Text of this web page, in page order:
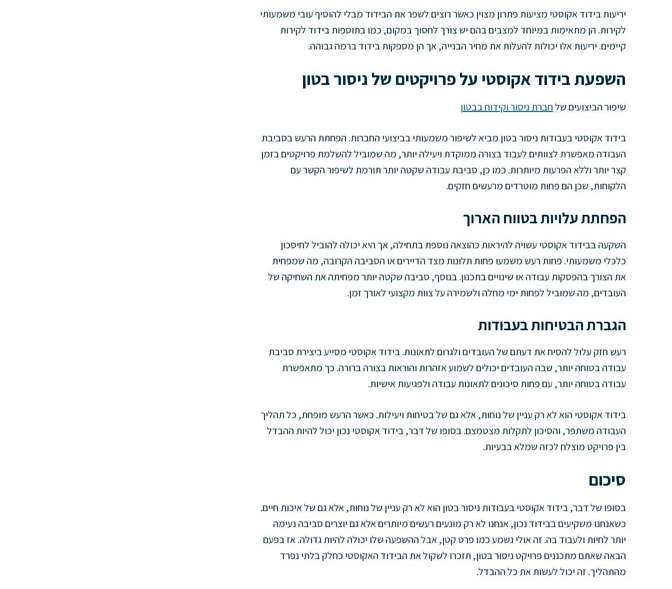
יריעות בידוד אקוסטי מציעות פתרון מצוין כאשר רוצים לשפר את הבידוד מבלי להוסיף עובי משמעותי
לקירות. הן מתאימות במיוחד למצבים בהם יש צורך לחסוך במקום, כמו בתוספות בידוד לקירות
קיימים. יריעות אלו יכולות להעלות את מחיר הבנייה, אך הן מספקות בידוד ברמה גבוהה.
השפעת בידוד אקוסטי על פרויקטים של ניסור בטון
שיפור הביצועים שלחברת ניסור וקידוח בבטון
בידוד אקוסטי בעבודות ניסור בטון מביא לשיפור משמעותי בביצועי החברות. הפחתת הרעש בסביבת
העבודה מאפשרת לצוותים לעבוד בצורה ממוקדת ויעילה יותר, מה שמוביל להשלמת פרויקטים בזמן
קצר יותר וללא הפרעות מיותרות. כמו כן, סביבת עבודה שקטה יותר תורמת לשיפור הקשר עם
הלקוחות, שכן הם פחות מוטרדים מרעשים חזקים.
הפחתת עלויות בטווח הארוך
השקעה בבידוד אקוסטי עשויה להיראות כהוצאה נוספת בתחילה, אך היא יכולה להוביל לחיסכון
כלכלי משמעותי. פחות רעש משמעו פחות תלונות מצד הדיירים או הסביבה הקרובה, מה שמפחית
את הצורך בהפסקות עבודה או שינויים בתכנון. בנוסף, סביבה שקטה יותר מפחיתה את השחיקה של
העובדים, מה שמוביל לפחות ימי מחלה ולשמירה על צוות מקצועי לאורך זמן.
הגברת הבטיחות בעבודות
רעש חזק עלול להסיח את דעתם של העובדים ולגרום לתאונות. בידוד אקוסטי מסייע ביצירת סביבת
עבודה בטוחה יותר, שבה העובדים יכולים לשמוע אזהרות והוראות בצורה ברורה. כך מתאפשרת
עבודה בטוחה יותר, עם פחות סיכונים לתאונות עבודה ולפגיעות אישיות.
בידוד אקוסטי הוא לא רק עניין של נוחות, אלא גם של בטיחות ויעילות. כאשר הרעש מופחת, כל תהליך
העבודה משתפר, והסיכון לתקלות מצטמצם. בסופו של דבר, בידוד אקוסטי נכון יכול להיות ההבדל
בין פרויקט מוצלח לכזה שמלא בבעיות.
סיכום
בסופו של דבר, בידוד אקוסטי בעבודות ניסור בטון הוא לא רק עניין של נוחות, אלא גם של איכות חיים.
כשאנחנו משקיעים בבידוד נכון, אנחנו לא רק מונעים רעשים מיותרים אלא גם יוצרים סביבה נעימה
יותר לחיות ולעבוד בה. זה אולי נשמע כמו פרט קטן, אבל ההשפעה שלו יכולה להיות גדולה. אז בפעם
הבאה שאתם מתכננים פרויקט ניסור בטון, תזכרו לשקול את הבידוד האקוסטי כחלק בלתי נפרד
מהתהליך. זה יכול לעשות את כל ההבדל.